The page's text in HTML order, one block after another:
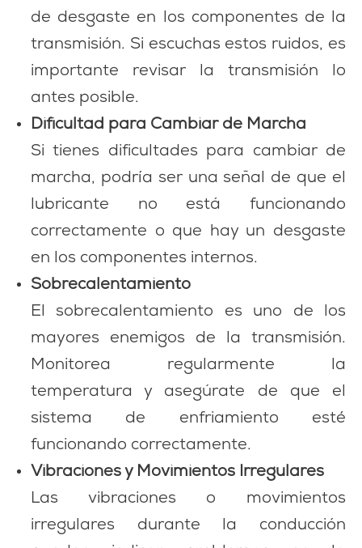
de desgaste en los componentes de la
transmisión. Si escuchas estos ruidos, es
importante revisar la transmisión lo
antes posible.
Dificultad para Cambiar de Marcha
Si tienes dificultades para cambiar de
marcha, podría ser una señal de que el
lubricante no está funcionando
correctamente o que hay un desgaste
en los componentes internos.
Sobrecalentamiento
El sobrecalentamiento es uno de los
mayores enemigos de la transmisión.
Monitorea regularmente la
temperatura y asegúrate de que el
sistema de enfriamiento esté
funcionando correctamente.
Vibraciones y Movimientos Irregulares
Las vibraciones o movimientos
irregulares durante la conducción